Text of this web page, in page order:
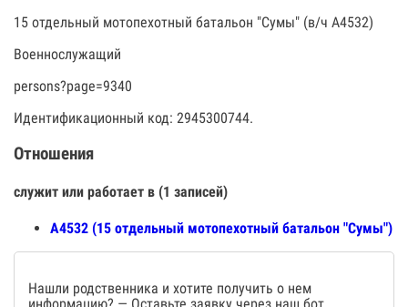
15 отдельный мотопехотный батальон "Сумы" (в/ч А4532)
Военнослужащий
persons?page=9340
Идентификационный код: 2945300744.
Отношения
служит или работает в (1 записей)
А4532 (15 отдельный мотопехотный батальон "Сумы")
Нашли родственника и хотите получить о нем